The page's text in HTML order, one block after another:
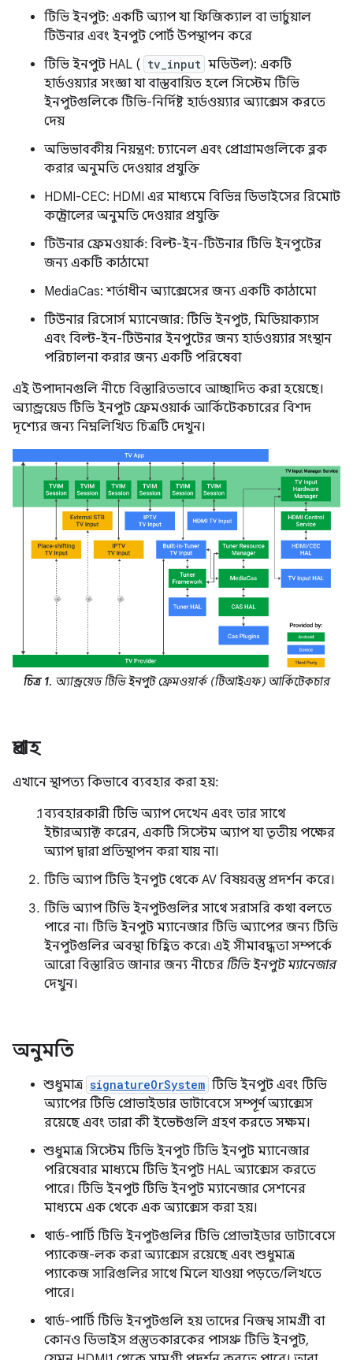
টিভি ইনপুট: একটি অ্যাপ যা ফিজিক্যাল বা ভার্চুয়াল
টিউনার এবং ইনপুট পোর্ট উপস্থাপন করে
টিভি ইনপুট HAL ( tv_input মডিউল): একটি
হার্ডওয়্যার সংজ্ঞা যা বাস্তবায়িত হলে সিস্টেম টিভি
ইনপুটগুলিকে টিভি-নির্দিষ্ট হার্ডওয়্যার অ্যাক্সেস করতে
দেয়
অভিভাবকীয় নিয়ন্ত্রণ: চ্যানেল এবং প্রোগ্রামগুলিকে ব্লক
করার অনুমতি দেওয়ার প্রযুক্তি
HDMI-CEC: HDMI এর মাধ্যমে বিভিন্ন ডিভাইসের রিমোট
কন্ট্রোলের অনুমতি দেওয়ার প্রযুক্তি
টিউনার ফ্রেমওয়ার্ক: বিল্ট-ইন-টিউনার টিভি ইনপুটের
জন্য একটি কাঠামো
MediaCas: শর্তাধীন অ্যাক্সেসের জন্য একটি কাঠামো
টিউনার রিসোর্স ম্যানেজার: টিভি ইনপুট, মিডিয়াক্যাস
এবং বিল্ট-ইন-টিউনার ইনপুটের জন্য হার্ডওয়্যার সংস্থান
পরিচালনা করার জন্য একটি পরিষেবা
এই উপাদানগুলি নীচে বিস্তারিতভাবে আচ্ছাদিত করা হয়েছে।
অ্যান্ড্রয়েড টিভি ইনপুট ফ্রেমওয়ার্ক আর্কিটেকচারের বিশদ
দৃশ্যের জন্য নিম্নলিখিত চিত্রটি দেখুন।
চিত্র 1. অ্যান্ড্রয়েড টিভি ইনপুট ফ্রেমওয়ার্ক (টিআইএফ) আর্কিটেকচার
প্রবাহ
এখানে স্থাপত্য কিভাবে ব্যবহার করা হয়:
ব্যবহারকারী টিভি অ্যাপ দেখেন এবং তার সাথে
ইন্টারঅ্যাক্ট করেন, একটি সিস্টেম অ্যাপ যা তৃতীয় পক্ষের
অ্যাপ দ্বারা প্রতিস্থাপন করা যায় না।
টিভি অ্যাপ টিভি ইনপুট থেকে AV বিষয়বস্তু প্রদর্শন করে।
টিভি অ্যাপ টিভি ইনপুটগুলির সাথে সরাসরি কথা বলতে
পারে না। টিভি ইনপুট ম্যানেজার টিভি অ্যাপের জন্য টিভি
ইনপুটগুলির অবস্থা চিহ্নিত করে৷ এই সীমাবদ্ধতা সম্পর্কে
আরো বিস্তারিত জানার জন্য নীচের টিভি ইনপুট ম্যানেজার
দেখুন।
অনুমতি
শুধুমাত্র signatureOrSystem টিভি ইনপুট এবং টিভি
অ্যাপের টিভি প্রোভাইডার ডাটাবেসে সম্পূর্ণ অ্যাক্সেস
রয়েছে এবং তারা কী ইভেন্টগুলি গ্রহণ করতে সক্ষম।
শুধুমাত্র সিস্টেম টিভি ইনপুট টিভি ইনপুট ম্যানেজার
পরিষেবার মাধ্যমে টিভি ইনপুট HAL অ্যাক্সেস করতে
পারে। টিভি ইনপুট টিভি ইনপুট ম্যানেজার সেশনের
মাধ্যমে এক থেকে এক অ্যাক্সেস করা হয়।
থার্ড-পার্টি টিভি ইনপুটগুলির টিভি প্রোভাইডার ডাটাবেসে
প্যাকেজ-লক করা অ্যাক্সেস রয়েছে এবং শুধুমাত্র
প্যাকেজ সারিগুলির সাথে মিলে যাওয়া পড়তে/লিখতে
পারে।
থার্ড-পার্টি টিভি ইনপুটগুলি হয় তাদের নিজস্ব সামগ্রী বা
কোনও ডিভাইস প্রস্তুতকারকের পাসথ্রু টিভি ইনপুট,